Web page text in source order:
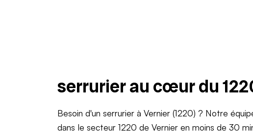
serrurier au cœur du
Besoin d'un serrurier à Vernier (1220) ? Notre
dans le secteur 1220 de Vernier en moins de 30